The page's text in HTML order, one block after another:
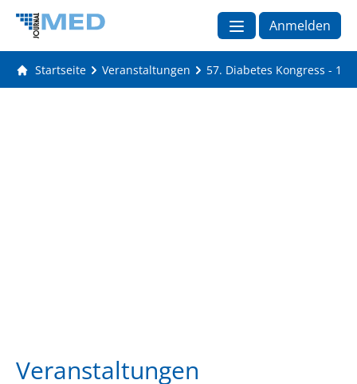
Anmelden
Startseite Veranstaltungen 57. Diabetes Kongress -
Veranstaltungen